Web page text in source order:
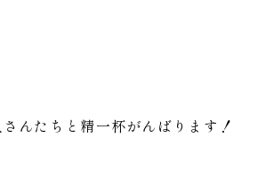
んたちと精一杯がんばります！